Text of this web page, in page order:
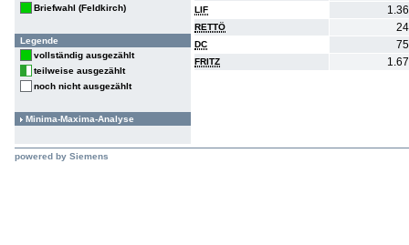
Briefwahl (Feldkirch)
Legende
vollständig ausgezählt
teilweise ausgezählt
noch nicht ausgezählt
Minima-Maxima-Analyse
LIF
RETTÖ
DC
FRITZ
powered by Siemens